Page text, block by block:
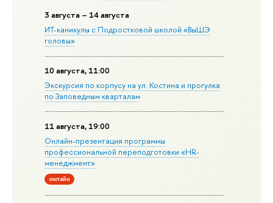
3 августа – 14 августа
ИТ-каникулы с Подростковой школой «ВыШЭ
головы»
10 августа, 11:00
Экскурсия по корпусу на ул. Костина и прогулка
по Заповедным кварталам
11 августа, 19:00
Онлайн-презентация программы
профессиональной переподготовки «HR-
менеджмент»
онлайн